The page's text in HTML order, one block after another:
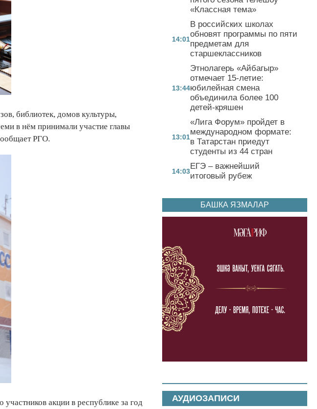
библиотек, домов культуры,
в нём принимали участие главы
РГО.
акции в республике за год
«Классная тема»
14:01
В российских школах
обновят программы по пяти
предметам для
старшеклассников
13:44
Этнолагерь «Айбагыр»
отмечает 15-летие:
юбилейная смена
объединила более 100
детей-кряшен
13:01
«Лига Форум» пройдет в
международном формате:
в Татарстан приедут
студенты из 44 стран
14:03
ЕГЭ – важнейший
итоговый рубеж
БАШКА ЯЗМАЛАР
АУДИОЗАПИСИ